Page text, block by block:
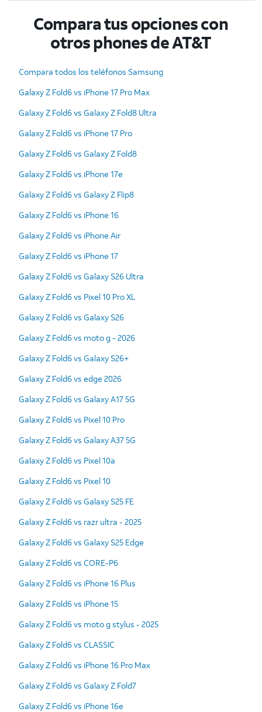
Compara tus opciones con
otros phones de AT&T
Compara todos los teléfonos Samsung
Galaxy Z Fold6 vs iPhone 17 Pro Max
Galaxy Z Fold6 vs Galaxy Z Fold8 Ultra
Galaxy Z Fold6 vs iPhone 17 Pro
Galaxy Z Fold6 vs Galaxy Z Fold8
Galaxy Z Fold6 vs iPhone 17e
Galaxy Z Fold6 vs Galaxy Z Flip8
Galaxy Z Fold6 vs iPhone 16
Galaxy Z Fold6 vs iPhone Air
Galaxy Z Fold6 vs iPhone 17
Galaxy Z Fold6 vs Galaxy S26 Ultra
Galaxy Z Fold6 vs Pixel 10 Pro XL
Galaxy Z Fold6 vs Galaxy S26
Galaxy Z Fold6 vs moto g - 2026
Galaxy Z Fold6 vs Galaxy S26+
Galaxy Z Fold6 vs edge 2026
Galaxy Z Fold6 vs Galaxy A17 5G
Galaxy Z Fold6 vs Pixel 10 Pro
Galaxy Z Fold6 vs Galaxy A37 5G
Galaxy Z Fold6 vs Pixel 10a
Galaxy Z Fold6 vs Pixel 10
Galaxy Z Fold6 vs Galaxy S25 FE
Galaxy Z Fold6 vs razr ultra - 2025
Galaxy Z Fold6 vs Galaxy S25 Edge
Galaxy Z Fold6 vs CORE-P6
Galaxy Z Fold6 vs iPhone 16 Plus
Galaxy Z Fold6 vs iPhone 15
Galaxy Z Fold6 vs moto g stylus - 2025
Galaxy Z Fold6 vs CLASSIC
Galaxy Z Fold6 vs iPhone 16 Pro Max
Galaxy Z Fold6 vs Galaxy Z Fold7
Galaxy Z Fold6 vs iPhone 16e